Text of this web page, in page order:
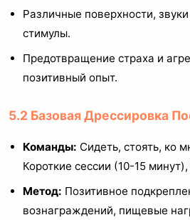
Различные поверхности,
стимулы.
Предотвращение страха и
позитивный опыт.
5.2 Базовая Дрессировка
Команды: Сидеть, стоять, ко
Короткие сессии (10-15
Метод: Позитивное
вознаграждений, пищевые